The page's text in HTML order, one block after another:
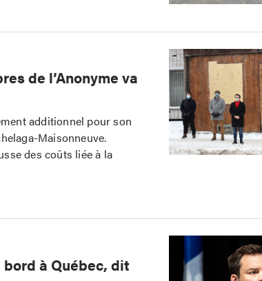
de l’Anonyme va
additionnel pour son
Maisonneuve.
des coûts liée à la
à Québec, dit